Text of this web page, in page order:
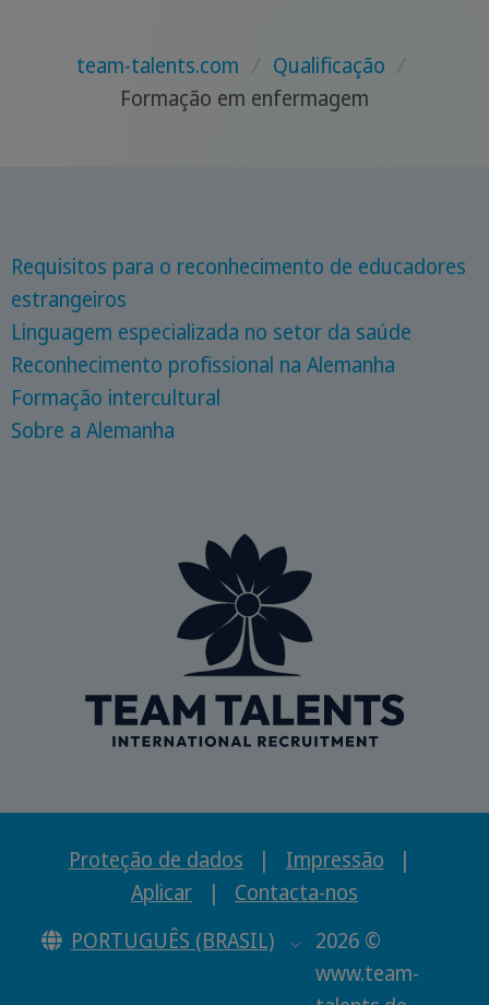
team-talents.com / Qualificação /
Formação em enfermagem
Requisitos para o reconhecimento de educadores
estrangeiros
Linguagem especializada no setor da saúde
Reconhecimento profissional na Alemanha
Formação intercultural
Sobre a Alemanha
Proteção de dados | Impressão
|
Aplicar
|
Contacta-nos
PORTUGUÊS (BRASIL)
2026 ©
www.team-